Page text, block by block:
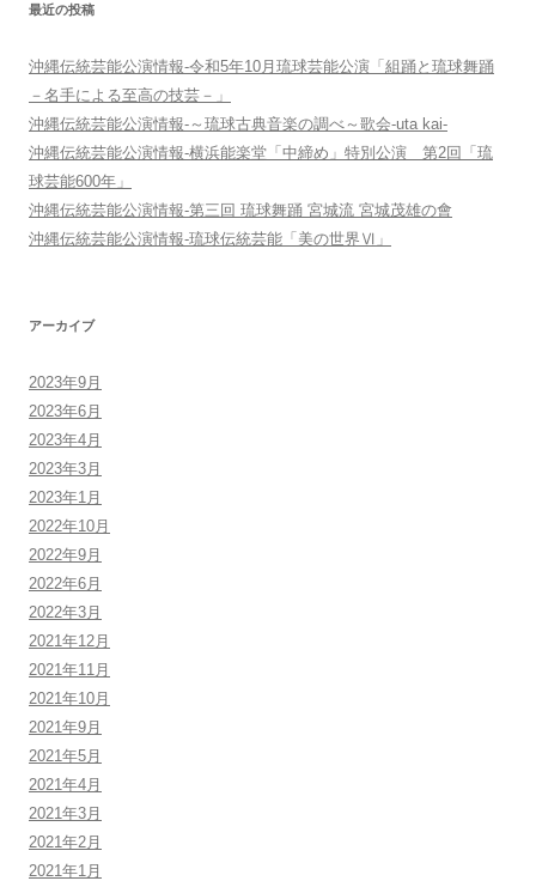
最近の投稿
沖縄伝統芸能公演情報-令和5年10月琉球芸能公演「組踊と琉球舞踊
－名手による至高の技芸－」
沖縄伝統芸能公演情報-～琉球古典音楽の調べ～歌会-uta kai-
沖縄伝統芸能公演情報-横浜能楽堂「中締め」特別公演 第2回「琉
球芸能600年」
沖縄伝統芸能公演情報-第三回 琉球舞踊 宮城流 宮城茂雄の會
沖縄伝統芸能公演情報-琉球伝統芸能「美の世界Ⅵ」
アーカイブ
2023年9月
2023年6月
2023年4月
2023年3月
2023年1月
2022年10月
2022年9月
2022年6月
2022年3月
2021年12月
2021年11月
2021年10月
2021年9月
2021年5月
2021年4月
2021年3月
2021年2月
2021年1月